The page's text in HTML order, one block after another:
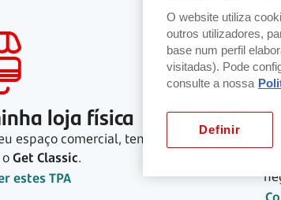
loja física
espaço comercial, temos o
Get Classic.
estes TPA
O website utiliza
outros utilizadores,
base num perfil
visitadas). Pode
consulte a nossa
Definir